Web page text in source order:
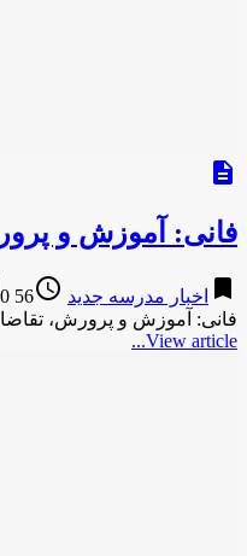
description
فانی: آموزش‌ و پرورش،
bookmark اخبار مدرسه جدید access_time
56 years ago
0
فانی: آموزش‌ و پرورش، تقاضای استخدام ۱۰هزار نیرو داده است خانه ملت نوشت:
View article...